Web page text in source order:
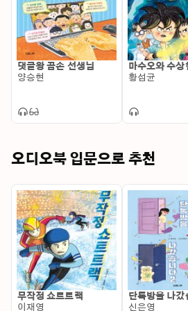
댓글왕 곰손 선생님
양승현
마수오와 수상
황섭균
오디오북 입문으로 추천
무작정 쇼트트랙
이재영
단톡방을 나갔
신은영